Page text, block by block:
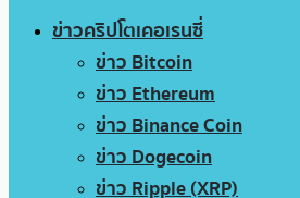
ข่าวคริปโตเคอเรนซี่
ข่าว Bitcoin
ข่าว Ethereum
ข่าว Binance Coin
ข่าว Dogecoin
ข่าว Ripple (XRP)